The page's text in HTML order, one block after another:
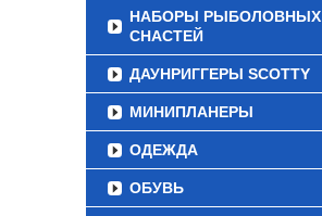
НАБОРЫ РЫБОЛОВНЫХ
СНАСТЕЙ
ДАУНРИГГЕРЫ SCOTTY
МИНИПЛАНЕРЫ
ОДЕЖДА
ОБУВЬ